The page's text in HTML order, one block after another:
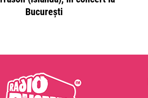
București